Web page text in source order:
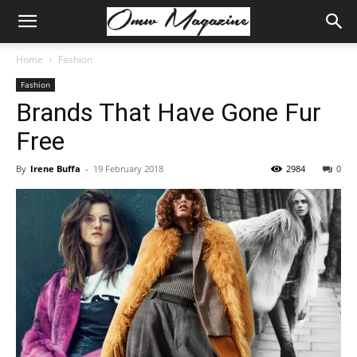
Home Fashion
Fashion
Brands That Have Gone Fur
Free
By Irene Buffa - 19 February 2018 0
2984